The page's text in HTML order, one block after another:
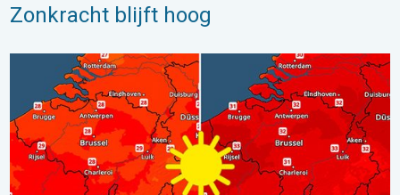
Zonkracht blijft hoog
Volop zon en zomerse warmte. Weekendweer. . . donderdag